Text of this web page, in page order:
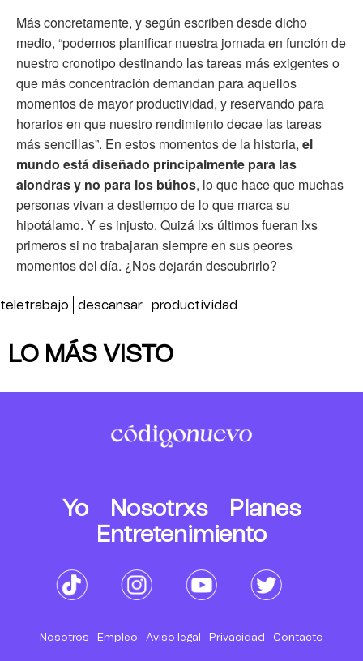
Más concretamente, y según escriben desde dicho
medio, “podemos planificar nuestra jornada en función de
nuestro cronotipo destinando las tareas más exigentes o
que más concentración demandan para aquellos
momentos de mayor productividad, y reservando para
horarios en que nuestro rendimiento decae las tareas
más sencillas”. En estos momentos de la historia, el
mundo está diseñado principalmente para las
alondras y no para los búhos, lo que hace que muchas
personas vivan a destiempo de lo que marca su
hipotálamo. Y es injusto. Quizá lxs últimos fueran lxs
primeros si no trabajaran siempre en sus peores
momentos del día. ¿Nos dejarán descubrirlo?
teletrabajo descansar productividad
LO MÁS VISTO
Yo Nosotrxs
Planes
Entretenimiento
Nosotros Empleo Aviso legal Privacidad Contacto